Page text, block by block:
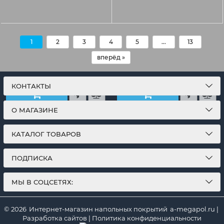
1 2 3 4 5 ... 13
вперёд »
КОНТАКТЫ
О МАГАЗИНЕ
КАТАЛОГ ТОВАРОВ
ПОДПИСКА
МЫ В СОЦСЕТЯХ:
© 2026 Интернет-магазин напольных покрытий a-megapol.ru |
Разработка сайтов | Политика конфиденциальности